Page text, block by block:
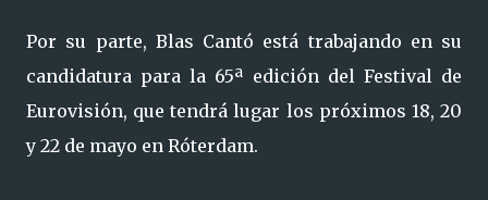
Por su parte, Blas Cantó está trabajando en su
candidatura para la 65ª edición del Festival de
Eurovisión, que tendrá lugar los próximos 18, 20
y 22 de mayo en Róterdam.